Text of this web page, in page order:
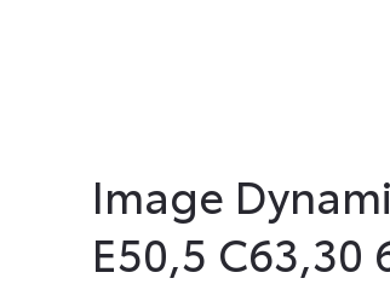
Image
E50,5 C63,30